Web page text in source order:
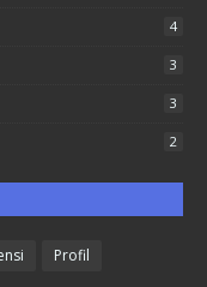
4
3
3
2
Profil